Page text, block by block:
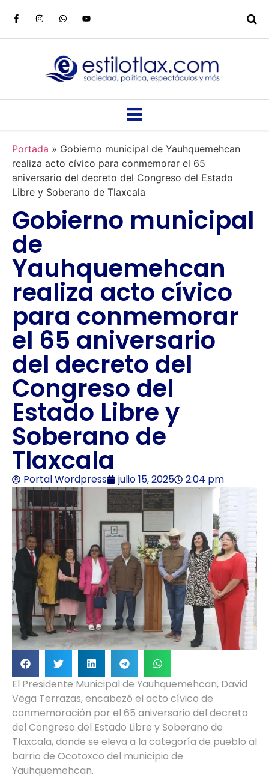
Portada » Gobierno municipal de Yauhquemehcan
realiza acto cívico para conmemorar el 65
aniversario del decreto del Congreso del Estado
Libre y Soberano de Tlaxcala
Gobierno municipal
de
Yauhquemehcan
realiza acto cívico
para conmemorar
el 65 aniversario
del decreto del
Congreso del
Estado Libre y
Soberano de
Tlaxcala
Portal Wordpress julio 15, 2025 2:04 pm
El Presidente Municipal de Yauhquemehcan, David
Vega Terrazas, encabezó el acto cívico de
conmemoración por el 65 aniversario del decreto
del Congreso del Estado Libre y Soberano de
Tlaxcala, donde se eleva a la categoría de pueblo al
barrio de Ocotoxco del municipio de
Yauhquemehcan.